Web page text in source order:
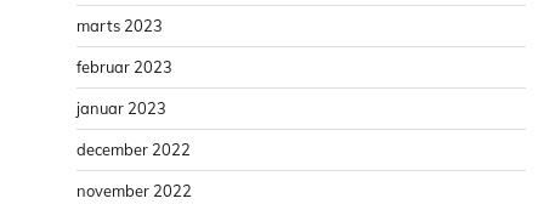
marts 2023
februar 2023
januar 2023
december 2022
november 2022